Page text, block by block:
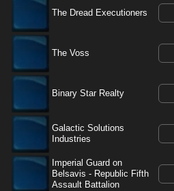
The Dread Executioners
The Voss
Binary Star Realty
Galactic Solutions
Industries
Imperial Guard on
Belsavis - Republic Fifth
Assault Battalion